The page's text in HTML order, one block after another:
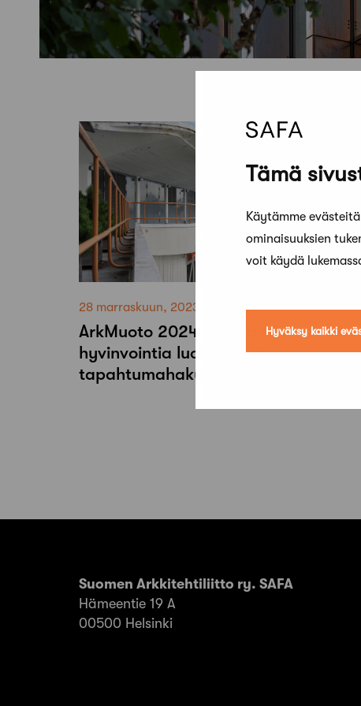
Tämä
Käytämme
ominaisuuksien
voit käydä
Hyväksy kaikki
28 marraskuun, 2023
ArkMuoto 2024 nostaa keskusteluun
hyvinvointia luovat tilat –
tapahtumahaku on auki
Suomen Arkkitehtiliitto ry. SAFA
Hämeentie 19 A
00500 Helsinki